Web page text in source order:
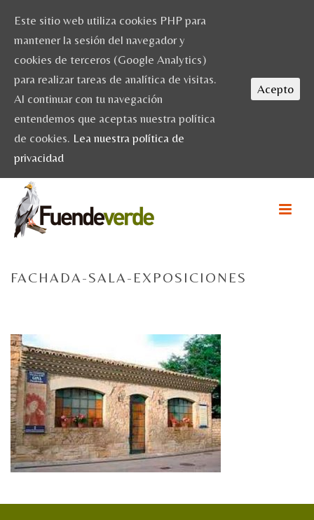
FACHADA-SALA-EXPOSICIONES
Este sitio web utiliza cookies PHP para
mantener la sesión del navegador y
cookies de terceros (Google Analytics)
para realizar tareas de analítica de visitas.
Al continuar con tu navegación
entendemos que aceptas nuestra política
de cookies. Lea nuestra política de
privacidad
Acepto